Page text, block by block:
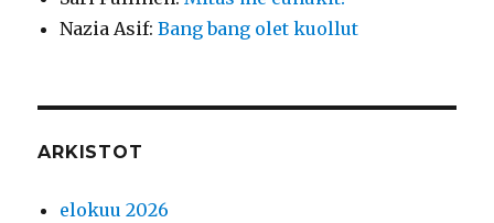
Nazia Asif:Bang bang olet kuollut
ARKISTOT
elokuu 2026